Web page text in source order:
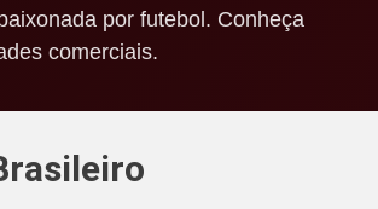
por futebol. Conheça
comerciais.